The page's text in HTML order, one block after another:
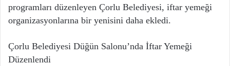
programları düzenleyen Çorlu Belediyesi, iftar yemeği
organizasyonlarına bir yenisini daha ekledi.
Çorlu Belediyesi Düğün Salonu’nda İftar Yemeği
Düzenlendi